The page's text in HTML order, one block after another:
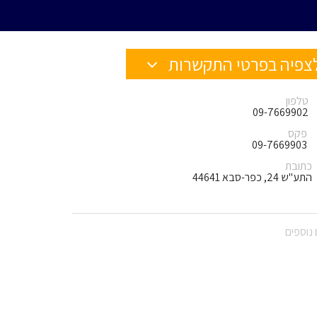
בפרטי התקשרות
טלפון
09-7669902
פקס
09-7669903
כתובת
התע"ש 24, כפר-סבא 44641